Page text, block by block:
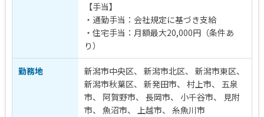
【手当】
・通勤手当：会社規定に基づき支給
・住宅手当：月額最大20,000円（条件あ
り）
勤務地
新潟市中央区、 新潟市北区、 新潟市東区、
新潟市秋葉区、 新発田市、 村上市、 五泉
市、 阿賀野市、 長岡市、 小千谷市、 見附
市、 魚沼市、 上越市、 糸魚川市